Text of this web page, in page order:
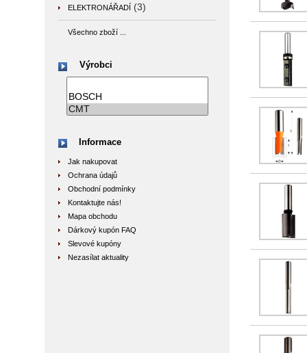
ELEKTRONÁŘADÍ (3)
Všechno zboží ...
Výrobci
Informace
Jak nakupovat
Ochrana údajů
Obchodní podmínky
Kontaktujte nás!
Mapa obchodu
Dárkový kupón FAQ
Slevové kupóny
Nezasílat aktuality